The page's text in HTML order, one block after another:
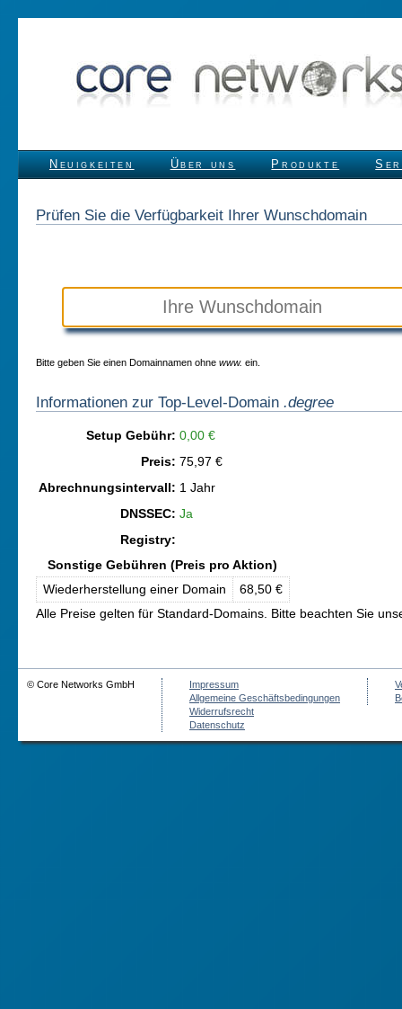
Neuigkeiten Über uns Produkte
Prüfen Sie die Verfügbarkeit Ihrer Wunschdomain
Bitte geben Sie einen Domainnamen ohne www. ein.
Informationen zur Top-Level-Domain .degree
Setup Gebühr: 0,00 €
Preis: 75,97 €
Abrechnungsintervall: 1 Jahr
DNSSEC: Ja
Registry:
Sonstige Gebühren (Preis pro Aktion)
Wiederherstellung einer Domain
68,50 €
Alle Preise gelten für Standard-Domains. Bitte beachten Sie
© Core Networks GmbH
Impressum
Allgemeine Geschäftsbedingungen
Widerrufsrecht
Datenschutz